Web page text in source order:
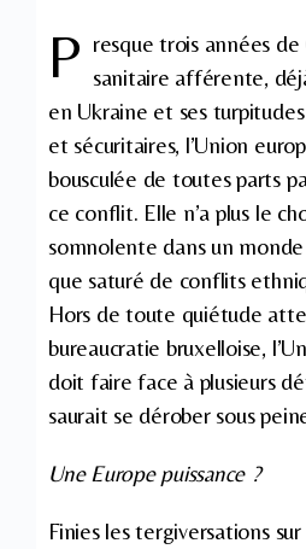
P resque trois années
sanitaire afférente,
en Ukraine et ses
et sécuritaires, l’Union
bousculée de toutes parts
ce conflit. Elle n’a plus le
somnolente dans un monde
que saturé de conflits
Hors de toute quiétude
bureaucratie bruxelloise,
doit faire face à plusieurs
saurait se dérober sous
Une Europe puissance ?
Finies les tergiversations